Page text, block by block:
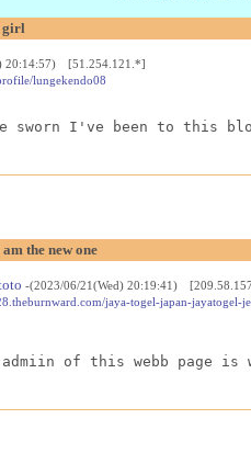
girl
20:14:57) [51.254.121.*]
lungekendo08
sworn I've been to this
the new one
-(2023/06/21(Wed) 20:19:41)
jaya-togel-japan-
admiin of this webb page